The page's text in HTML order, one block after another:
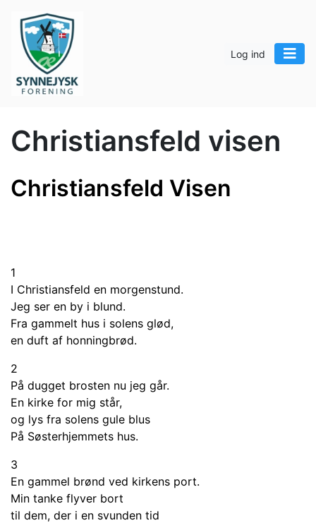
Log ind
Christiansfeld visen
Christiansfeld Visen
1
I Christiansfeld en morgenstund.
Jeg ser en by i blund.
Fra gammelt hus i solens glød,
en duft af honningbrød.
2
På dugget brosten nu jeg går.
En kirke for mig står,
og lys fra solens gule blus
På Søsterhjemmets hus.
3
En gammel brønd ved kirkens port.
Min tanke flyver bort
til dem, der i en svunden tid